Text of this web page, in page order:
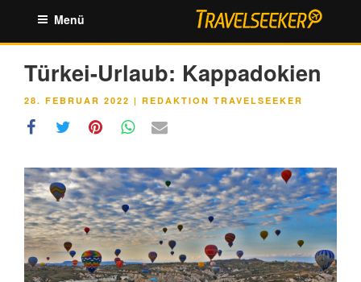
springen
Menü
Türkei-Urlaub: Kappadokien
VERÖFFENTLICHT
28. FEBRUAR 2022 | REDAKTION TRAVELSEEKER